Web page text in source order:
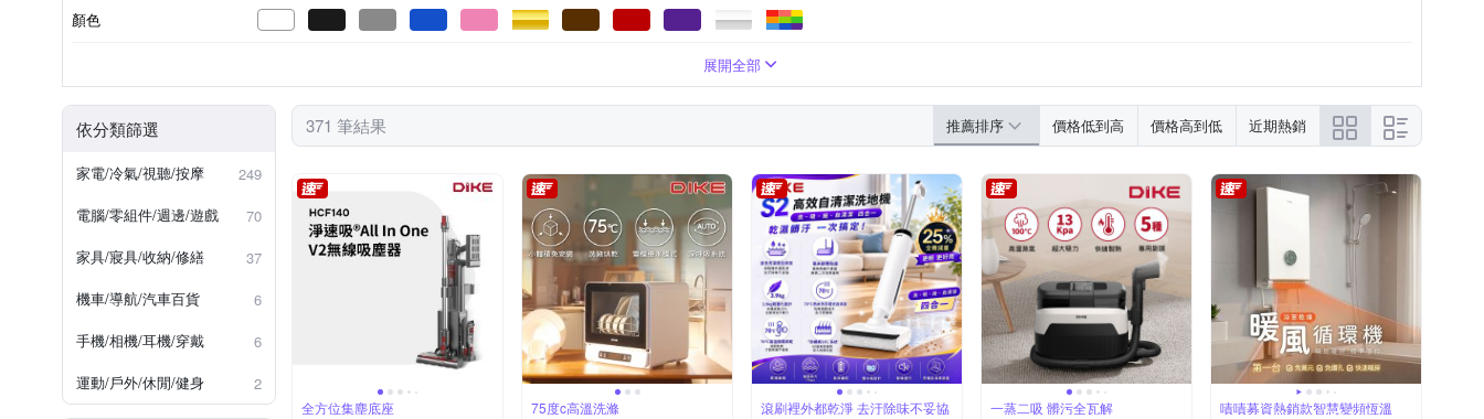
顏色
USB HUB 集線器
有線鍵盤
公對公3.5mm音源線 影像擷取設備
USB風扇
電子鍋 其他配件
車用音響
磁吸 握把 / 背帶
兩片式2公升以上
展開全部
依分類篩選
家電/冷氣/視聽/按摩
249
電腦/零組件/週邊/遊戲
70
家具/寢具/收納/修繕
37
機車/導航/汽車百貨
6
手機/相機/耳機/穿戴
6
運動/戶外/休閒/健身
2
371 筆結果 推薦排序 價格低到高 價格高到低 近期熱銷
全方位集塵底座 75度c高溫洗滌 滾刷裡外都乾淨 去汙除味不妥協 一蒸二吸 髒污全瓦解 嘖嘖募資熱銷款智慧變頻恆溫